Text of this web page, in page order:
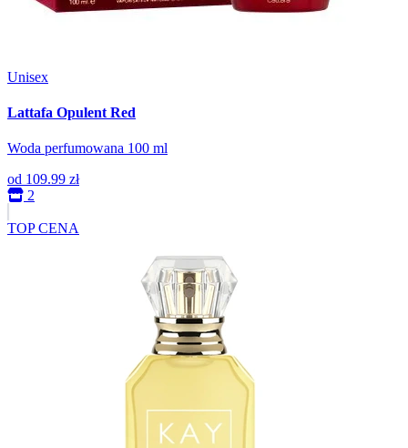
Unisex
Lattafa Opulent Red
Woda perfumowana 100 ml
od 109.99 zł
2
TOP CENA